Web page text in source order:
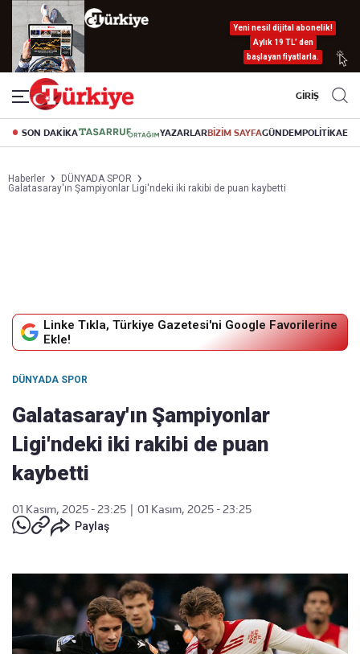
Yeni nesil dijital abonelik!
Aylık 19 TL’ den
başlayan fiyatlarla.
GİRİŞ
SON DAKİKA YAZARLARBİZİM SAYFAGÜNDEMPOLİTİKA
Haberler
DÜNYADA SPOR
Galatasaray'ın Şampiyonlar Ligi'ndeki iki rakibi de puan kaybetti
Linke Tıkla, Türkiye Gazetesi'ni Google Favorilerine
Ekle!
DÜNYADA SPOR
Galatasaray'ın Şampiyonlar
Ligi'ndeki iki rakibi de puan
kaybetti
01 Kasım, 2025 - 23:25
01 Kasım, 2025 - 23:25
Paylaş